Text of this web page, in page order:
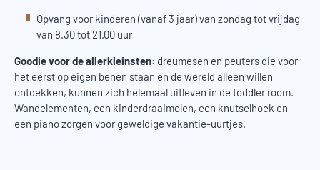
Opvang voor kinderen (vanaf 3 jaar) van zondag tot vrijdag
van 8.30 tot 21.00 uur
Goodie voor de allerkleinsten: dreumesen en peuters die voor
het eerst op eigen benen staan en de wereld alleen willen
ontdekken, kunnen zich helemaal uitleven in de toddler room.
Wandelementen, een kinderdraaimolen, een knutselhoek en
een piano zorgen voor geweldige vakantie-uurtjes.